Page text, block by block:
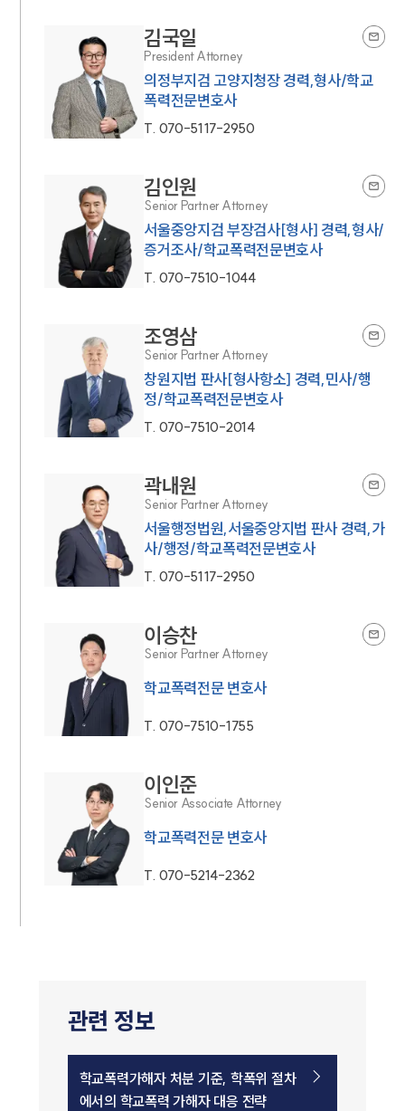
김국일
President Attorney
의정부지검 고양지청장 경력,형사/학교
폭력전문변호사
T. 070-5117-2950
김인원
Senior Partner Attorney
서울중앙지검 부장검사[형사] 경력,형사/
증거조사/학교폭력전문변호사
T. 070-7510-1044
조영삼
Senior Partner Attorney
창원지법 판사[형사항소] 경력,민사/행
정/학교폭력전문변호사
T. 070-7510-2014
곽내원
Senior Partner Attorney
서울행정법원,서울중앙지법 판사 경력,가
사/행정/학교폭력전문변호사
T. 070-5117-2950
이승찬
Senior Partner Attorney
학교폭력전문 변호사
T. 070-7510-1755
이인준
Senior Associate Attorney
학교폭력전문 변호사
T. 070-5214-2362
관련 정보
학교폭력가해자 처분 기준, 학폭위 절차
에서의 학교폭력 가해자 대응 전략